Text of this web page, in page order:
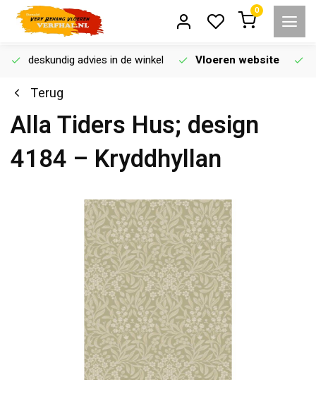
0
deskundig advies in de winkel Vloeren website
Terug
Alla Tiders Hus; design
4184 – Kryddhyllan